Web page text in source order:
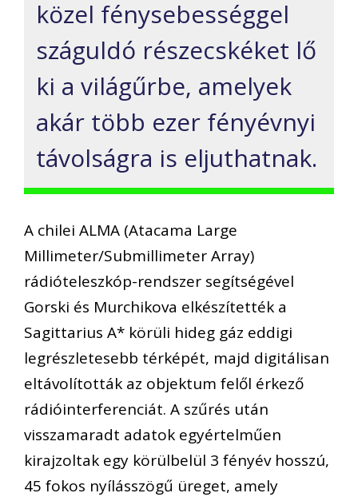
közel fénysebességgel
száguldó részecskéket lő
ki a világűrbe, amelyek
akár több ezer fényévnyi
távolságra is eljuthatnak.
A chilei ALMA (Atacama Large
Millimeter/Submillimeter Array)
rádióteleszkóp-rendszer segítségével
Gorski és Murchikova elkészítették a
Sagittarius A* körüli hideg gáz eddigi
legrészletesebb térképét, majd digitálisan
eltávolították az objektum felől érkező
rádióinterferenciát. A szűrés után
visszamaradt adatok egyértelműen
kirajzoltak egy körülbelül 3 fényév hosszú,
45 fokos nyílásszögű üreget, amely